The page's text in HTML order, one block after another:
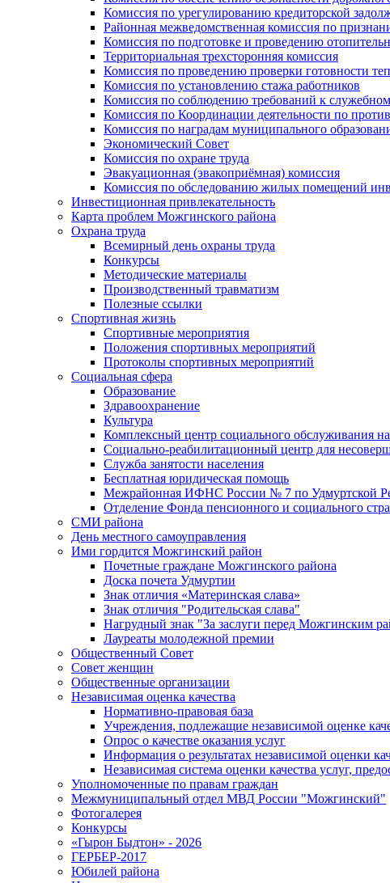
Комиссия по урегулированию кредиторской
Районная межведомственная комиссия по
Комиссия по подготовке и проведению
Территориальная трехсторонняя комиссия
Комиссия по проведению проверки готовности
Комиссия по установлению стажа работников
Комиссия по соблюдению требований к
Комиссия по Координации деятельности по
Комиссия по наградам муниципального
Экономический Совет
Комиссия по охране труда
Эвакуационная (эвакоприёмная) комиссия
Комиссия по обследованию жилых помещений
Инвестиционная привлекательность
Карта проблем Можгинского района
Охрана труда
Всемирный день охраны труда
Конкурсы
Методические материалы
Производственный травматизм
Полезные ссылки
Спортивная жизнь
Спортивные мероприятия
Положения спортивных мероприятий
Протоколы спортивных мероприятий
Социальная сфера
Образование
Здравоохранение
Культура
Комплексный центр социального обслуживания
Социально-реабилитационный центр для
Служба занятости населения
Бесплатная юридическая помощь
Межрайонная ИФНС России № 7 по Удмуртской
Отделение Фонда пенсионного и социального
СМИ района
День местного самоуправления
Ими гордится Можгинский район
Почетные граждане Можгинского района
Доска почета Удмуртии
Знак отличия «Материнская слава»
Знак отличия "Родительская слава"
Нагрудный знак "За заслуги перед Можгинским
Лауреаты молодежной премии
Общественный Совет
Совет женщин
Общественные организации
Независимая оценка качества
Нормативно-правовая база
Учреждения, подлежащие независимой оценке
Опрос о качестве оказания услуг
Информация о результатах независимой оценки
Независимая система оценки качества услуг,
Уполномоченные по правам граждан
Межмуниципальный отдел МВД России "Можгинский"
Фотогалерея
Конкурсы
«Гырон Быдтон» - 2026
ГЕРБЕР-2017
Юбилей района